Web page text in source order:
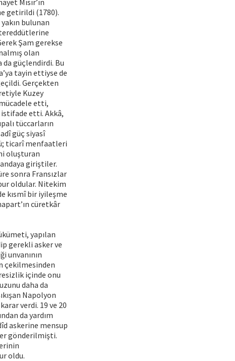
getirildi (1780).
bulunan
Şam gerekse
olan
da güçlendirdi. Bu
tayin ettiyse de
Gerçekten
Kuzey
etti,
istifade etti. Akkâ,
tüccarların
güç siyasî
ticarî menfaatleri
oluşturan
giriştiler.
sonra Fransızlar
oldular. Nitekim
kısmî bir iyileşme
cüretkâr
yapılan
gerekli asker ve
unvanının
çekilmesinden
içinde onu
daha da
Napolyon
verdi. 19 ve 20
da yardım
askerine mensup
gönderilmişti.
oldu.